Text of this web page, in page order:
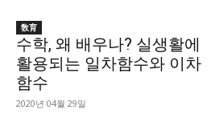
敎育
수학, 왜 배우나? 실생활에
활용되는 일차함수와 이차
함수
2020년 04월 29일